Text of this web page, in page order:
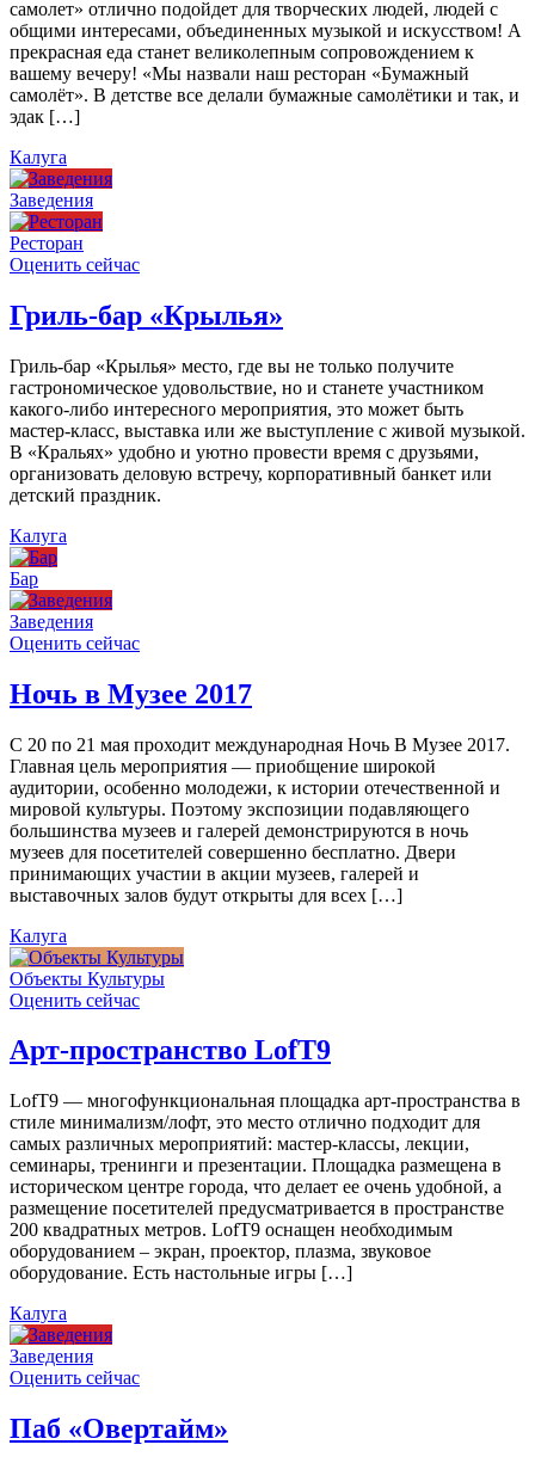
самолет» отлично подойдет для творческих людей, людей с
общими интересами, объединенных музыкой и искусством! А
прекрасная еда станет великолепным сопровождением к
вашему вечеру! «Мы назвали наш ресторан «Бумажный
самолёт». В детстве все делали бумажные самолётики и так, и
эдак […]
Калуга
Заведения
Ресторан
Оценить сейчас
Гриль-бар «Крылья»
Гриль-бар «Крылья» место, где вы не только получите
гастрономическое удовольствие, но и станете участником
какого-либо интересного мероприятия, это может быть
мастер-класс, выставка или же выступление с живой музыкой.
В «Кральях» удобно и уютно провести время с друзьями,
организовать деловую встречу, корпоративный банкет или
детский праздник.
Калуга
Бар
Заведения
Оценить сейчас
Ночь в Музее 2017
С 20 по 21 мая проходит международная Ночь В Музее 2017.
Главная цель мероприятия — приобщение широкой
аудитории, особенно молодежи, к истории отечественной и
мировой культуры. Поэтому экспозиции подавляющего
большинства музеев и галерей демонстрируются в ночь
музеев для посетителей совершенно бесплатно. Двери
принимающих участии в акции музеев, галерей и
выставочных залов будут открыты для всех […]
Калуга
Объекты Культуры
Оценить сейчас
Арт-пространство LofT9
LofT9 — многофункциональная площадка арт-пространства в
стиле минимализм/лофт, это место отлично подходит для
самых различных мероприятий: мастер-классы, лекции,
семинары, тренинги и презентации. Площадка размещена в
историческом центре города, что делает ее очень удобной, а
размещение посетителей предусматривается в пространстве
200 квадратных метров. LofT9 оснащен необходимым
оборудованием – экран, проектор, плазма, звуковое
оборудование. Есть настольные игры […]
Калуга
Заведения
Оценить сейчас
Паб «Овертайм»